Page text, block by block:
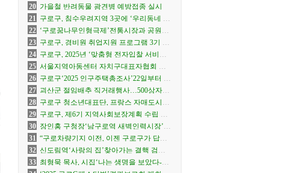
개최
20 가을철 반려동물 광견병 예방접종 실시
21 구로구, 침수우려지역 3곳에 ‘우리동네 수
방거점’ 운영
22 ‘구로꿈나무인형극제’전통시장과 공원으
로 확장 개막
23 구로구, 경비원 취업지원 프로그램 3기 참
여자 모집
24 구로구, 2025년 ‘맞춤형 전자입찰 서비스
실무교육’ 14일 개최
25 서울지역아동센터 자치구대표자협회 창
립총회 개최
26 구로구‘2025 인구주택총조사’22일부터 실
시
27 괴산군 절임배추 직거래행사…500상자
선착순
28 구로구 청소년대표단, 프랑스 자매도시서
문화교류
29 구로구, 제6기 지역사회보장계획 수립 본
격화
30 장인홍 구청장‘남구로역 새벽인력시장’찾
아
31 “구로차량기지 이전, 이젠 구로구가 답해
야 할 때”
32 신도림역‘사랑의 집’찾아가는 결핵 검진
진행
33 최형묵 목사, 시집‘나는 생명을 보았다-기